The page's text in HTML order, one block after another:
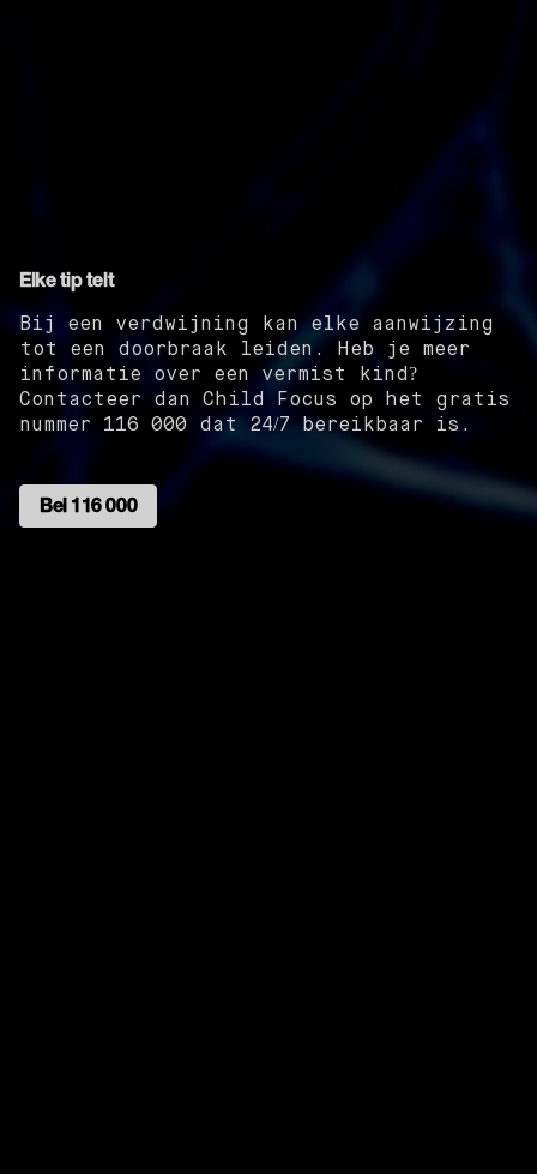
Elke tip telt
Bij een verdwijning kan elke aanwijzing
tot een doorbraak leiden. Heb je meer
informatie over een vermist kind?
Contacteer dan Child Focus op het gratis
nummer 116 000 dat 24/7 bereikbaar is.
Bel 116 000